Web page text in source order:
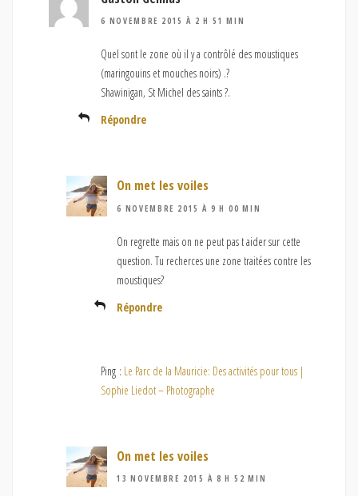
6 NOVEMBRE 2015 À 2 H 51 MIN
Quel sont le zone où il y a contrôlé des moustiques
(maringouins et mouches noirs) .?
Shawinigan, St Michel des saints ?.
Répondre
On met les voiles
6 NOVEMBRE 2015 À 9 H 00 MIN
On regrette mais on ne peut pas t aider sur cette
question. Tu recherces une zone traitées contre les
moustiques?
Répondre
Ping : Le Parc de la Mauricie: Des activités pour tous |
Sophie Liedot – Photographe
On met les voiles
13 NOVEMBRE 2015 À 8 H 52 MIN